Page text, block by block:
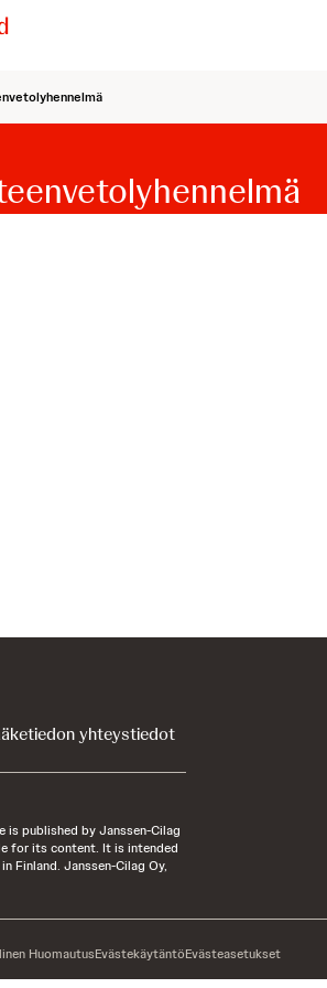
yhteystiedot
is published by Janssen-Cilag
for its content. It is intended
Finland. Janssen-Cilag Oy,
HuomautusEvästekäytäntöEvästeasetukset